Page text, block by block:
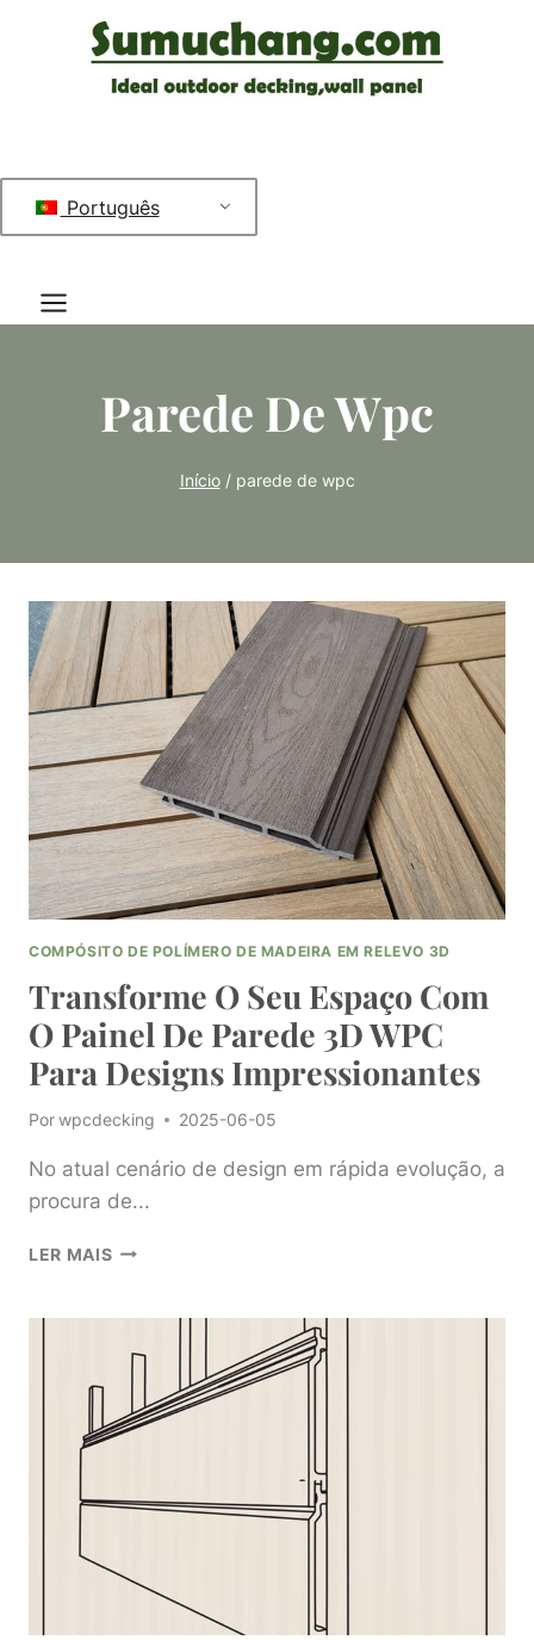
Português
Parede De Wpc
Início / parede de wpc
COMPÓSITO DE POLÍMERO DE MADEIRA EM RELEVO 3D
Transforme O Seu Espaço Com
O Painel De Parede 3D WPC
Para Designs Impressionantes
Porwpcdecking 2025-06-05
No atual cenário de design em rápida evolução, a
procura de...
LER MAISTRANSFORME
ESPAÇO
COM
PAINEL
DE
WPC
IMPRESSIONANTES